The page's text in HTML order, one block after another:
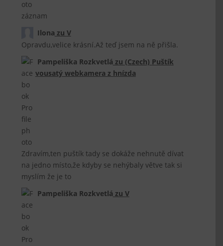
záznam
Ilona zu V
Opravdu,velice krásní.Až teď jsem na ně přišla.
Pampeliška Rozkvetlá zu (Czech) Puštík
vousatý webkamera z hnízda
Zdravím,ten puštík tady se dokáže nehnutě dívat
na jedno místo,že kdyby se nehýbaly větve tak si
myslím že je to
Pampeliška Rozkvetlá zu V